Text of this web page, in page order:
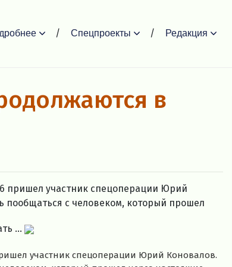
Спецпроекты Редакция
в
пришел участник спецоперации Юрий
пообщаться с человеком, который прошел
...
участник спецоперации Юрий Коновалов.